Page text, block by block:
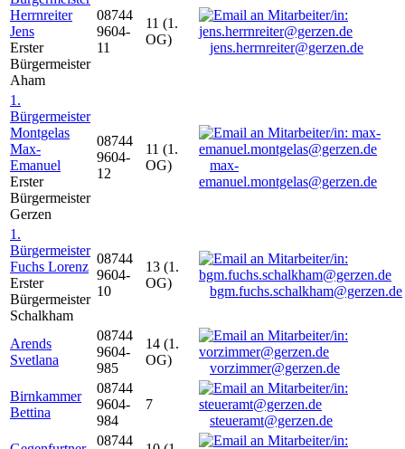
Herrnreiter
Jens
Erster
Bürgermeister
Aham
08744
9604-
11
11 (1.
OG)
jens.herrnreiter@gerzen.de
1.
Bürgermeister
Montgelas
Max-
Emanuel
Erster
Bürgermeister
Gerzen
08744
9604-
12
11 (1.
OG)
max-
emanuel.montgelas@gerzen.de
1.
Bürgermeister
Fuchs Lorenz
Erster
Bürgermeister
Schalkham
08744
9604-
10
13 (1.
OG)
bgm.fuchs.schalkham@gerzen.de
Arends
Svetlana
08744
9604-
985
14 (1.
OG)
vorzimmer@gerzen.de
Birnkammer
Bettina
08744
9604-
984
7
steueramt@gerzen.de
08744